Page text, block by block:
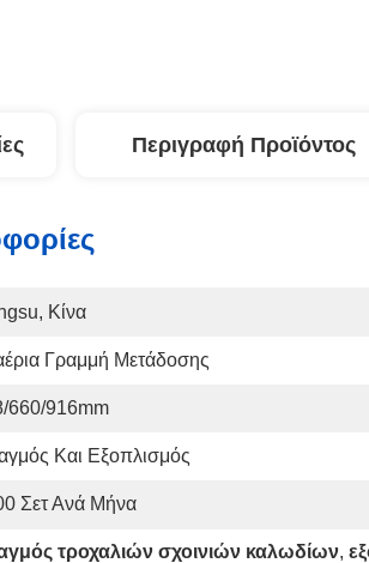
Περιγραφή Προϊόντος
Κίνα
Γραμμή Μετάδοσης
660/916mm
Και Εξοπλισμός
Σετ Ανά Μήνα
τροχαλιών σχοινιών καλωδίων,